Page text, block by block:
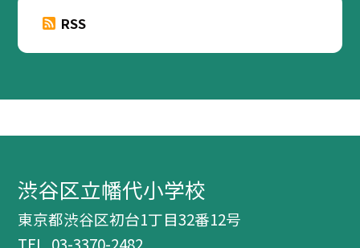
RSS
渋谷区立幡代小学校
東京都渋谷区初台1丁目32番12号